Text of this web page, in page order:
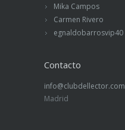
Mika Campos
Carmen Rivero
egnaldobarrosvip40
Contacto
info@clubdellector.com
Madrid